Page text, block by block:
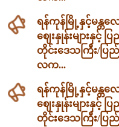
ရန်ကုန်မြို့နှင့်မန္
ဈေးနှုန်းများနှင့်
တိုင်းဒေသကြီး/ပ
လက...
ရန်ကုန်မြို့နှင့်မန္
ဈေးနှုန်းများနှင့်
တိုင်းဒေသကြီး/ပ